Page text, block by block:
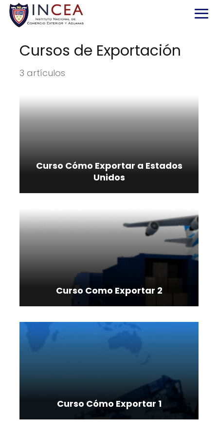
Cursos de Exportación
3 artículos
Curso Cómo Exportar a Estados
Unidos
Curso Como Exportar 2
Curso Cómo Exportar 1